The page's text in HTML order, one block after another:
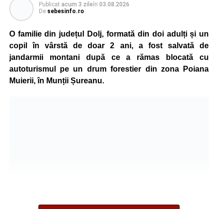
Tema ediției din acest an a pornit de la convingerea că
importante resurse: experiența profesorilor. Provocarea nu
este lipsa ideilor, ci identificarea unor contexte în care
acestea să poată fi ascultate, validate și transformate în
proiecte comune.
Publicat acum 3 zileîn 03.08.2026
De sebesinfo.ro
O familie din județul Dolj, formată din doi adulți și un
copil în vârstă de doar 2 ani, a fost salvată de
jandarmii montani după ce a rămas blocată cu
autoturismul pe un drum forestier din zona Poiana
Muierii, în Munții Șureanu.